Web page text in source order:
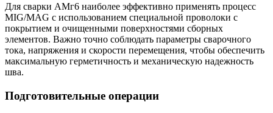
Для сварки АМг6 наиболее эффективно применять процесс
MIG/MAG с использованием специальной проволоки с
покрытием и очищенными поверхностями сборных
элементов. Важно точно соблюдать параметры сварочного
тока, напряжения и скорости перемещения, чтобы обеспечить
максимальную герметичность и механическую надежность
шва.
Подготовительные операции